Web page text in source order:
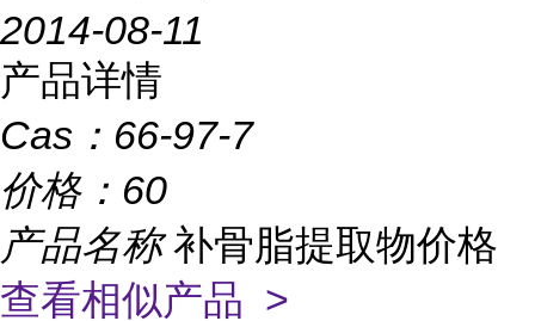
2014-08-11
产品详情
Cas： 66-97-7
价格： 60
产品名称补骨脂提取物价格
查看相似产品 >